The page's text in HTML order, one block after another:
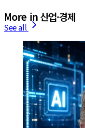
More in 산업·경제
See all